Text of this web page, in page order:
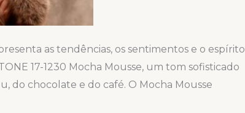
as tendências, os sentimentos e o espírito
17-1230 Mocha Mousse, um tom sofisticado
do chocolate e do café. O Mocha Mousse